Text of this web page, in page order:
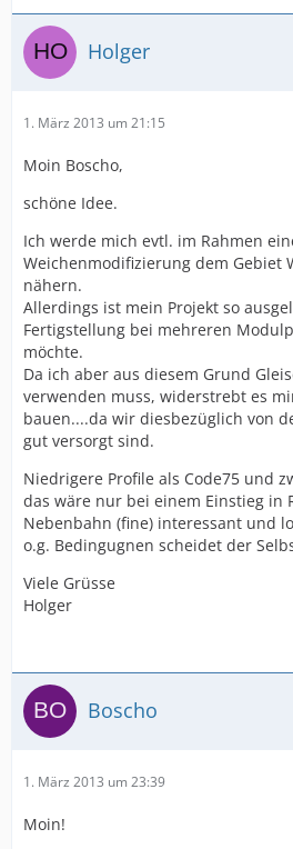
Holger
1. März 2013 um 21:15
Moin Boscho,
schöne Idee.
Ich werde mich evtl. im Rahmen
Weichenmodifizierung dem Gebiet
nähern.
Allerdings ist mein Projekt so
Fertigstellung bei mehreren
möchte.
Da ich aber aus diesem Grund
verwenden muss, widerstrebt es
bauen....da wir diesbezüglich von
gut versorgt sind.
Niedrigere Profile als Code75 und
das wäre nur bei einem Einstieg in
Nebenbahn (fine) interessant und
o.g. Bedingugnen scheidet der
Viele Grüsse
Holger
Boscho
1. März 2013 um 23:39
Moin!